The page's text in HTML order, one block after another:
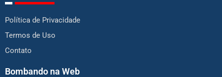
Política de Privacidade
Termos de Uso
Contato
Bombando na Web